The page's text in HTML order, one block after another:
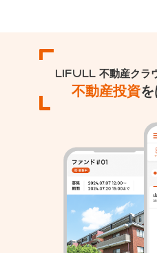
LIFULL 不動産クラ
不動産投資